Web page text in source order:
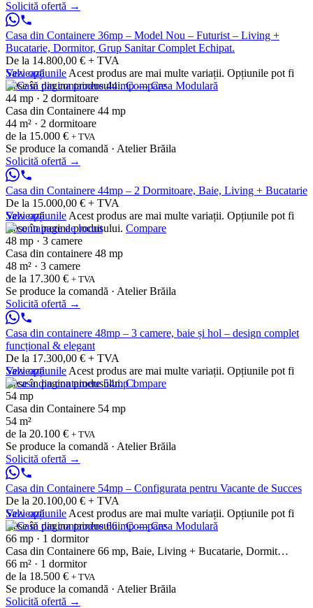
Solicită ofertă →
Casa din Containere 36mp – Model Nou – Futurist – Living +
Bucatarie, Dormitor, Grup Sanitar Complet Echipat.
De la 14.800,00 € + TVA
Vezi opțiunile Acest produs are mai multe variații. Opțiunile pot fi
alese în pagina produsului.Compare
Salvează
44 mp · 2 dormitoare
Casa din Containere 44 mp
44 m² · 2 dormitoare
de la 15.000 € + TVA
Se produce la comandă · Atelier Brăila
Solicită ofertă →
Casa din Containere 44mp – 2 Dormitoare, Baie, Living + Bucatarie
De la 15.000,00 € + TVA
Vezi opțiunile Acest produs are mai multe variații. Opțiunile pot fi
alese în pagina produsului. Compare
Salvează
48 mp · 3 camere
Casa din containere 48 mp
48 m² · 3 camere
de la 17.300 € + TVA
Se produce la comandă · Atelier Brăila
Solicită ofertă →
Casa din containere 48mp – 3 camere, baie și hol – design complet
funcțional & elegant
De la 17.300,00 € + TVA
Vezi opțiunile Acest produs are mai multe variații. Opțiunile pot fi
alese în pagina produsului.Compare
Salvează
54 mp
Casa din Containere 54 mp
54 m²
de la 20.100 € + TVA
Se produce la comandă · Atelier Brăila
Solicită ofertă →
Casa din Containere 54mp – Configurata pentru Vacante de Succes
De la 20.100,00 € + TVA
Vezi opțiunile Acest produs are mai multe variații. Opțiunile pot fi
alese în pagina produsului.Compare
Salvează
66 mp · 1 dormitor
Casa din Containere 66 mp, Baie, Living + Bucatarie, Dormit…
66 m² · 1 dormitor
de la 18.500 € + TVA
Se produce la comandă · Atelier Brăila
Solicită ofertă →